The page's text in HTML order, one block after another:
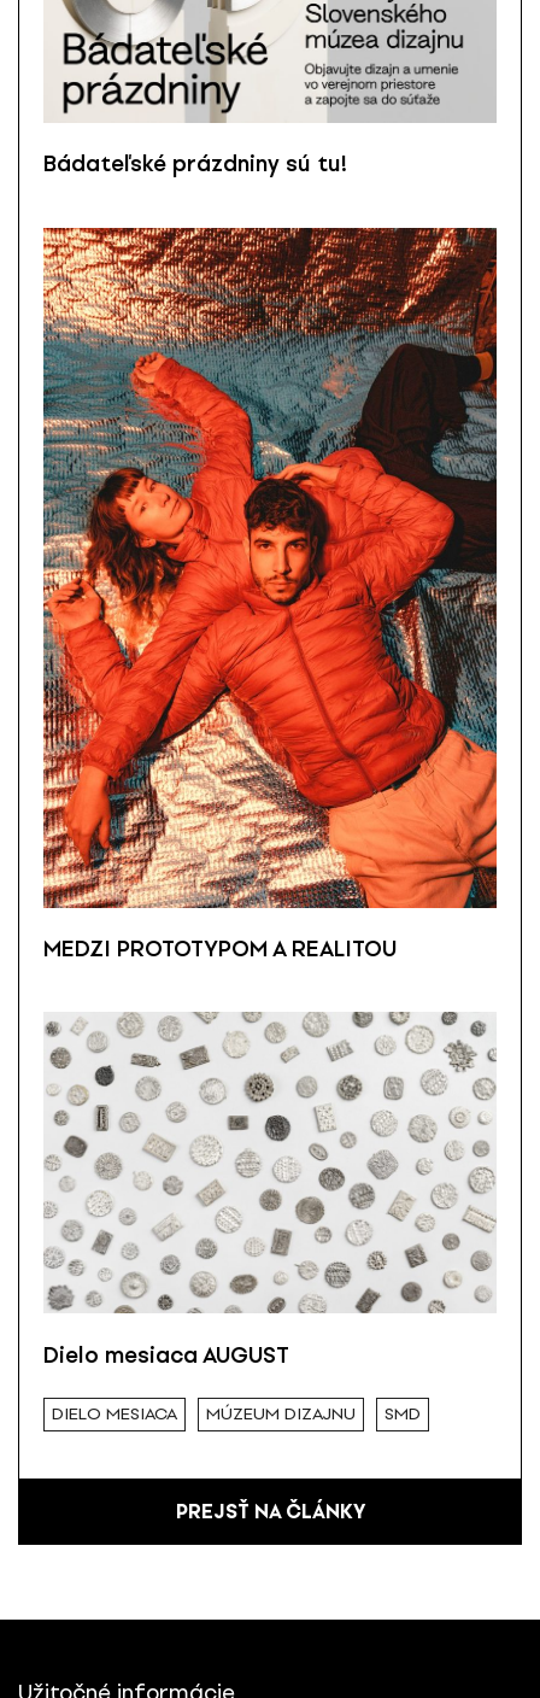
Bádateľské prázdniny sú tu!
MEDZI PROTOTYPOM A REALITOU
Dielo mesiaca AUGUST
DIELO MESIACA MÚZEUM DIZAJNU SMD
PREJSŤ NA ČLÁNKY